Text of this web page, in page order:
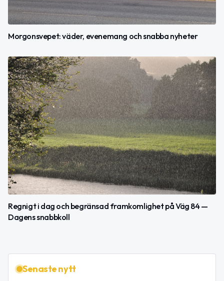
Morgonsvepet: väder, evenemang och snabba nyheter
Regnigt i dag och begränsad framkomlighet på Väg 84 —
Dagens snabbkoll
Senaste nytt